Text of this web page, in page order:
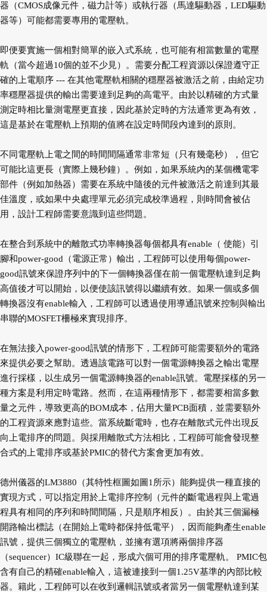
器（CMOS成像元件，磁力計等）或執行器（馬達驅動器，LED驅動
器等）可能都需要專用的電壓軌。
即便要實施一個相對簡單的嵌入式系統，也可能有相當數量的電壓
軌（當今超過10個的並不少見）。需要分配工程資源以保證遵守正
確的上電順序 --- 在其他電壓軌相關的穩壓器被激活之前，由給定功
率穩壓器提供的輸出需要達到足夠的高電平。由於以精確的方式量
測定時相比量測電壓更直接，因此基於定時的方法通常更為有效，
這是基於在電壓軌上預期的值將在設定時間段內達到的原則。
不同電壓軌上電之間的時間間隔通常非常短（只有幾毫秒），但它
可能比這更長（實際上幾秒鐘）。例如，如果系統內的某個機電零
部件（例如加熱器）需要在系統中隨後的元件被激活之前達到其最
佳溫度，或如果中央處理單元必須完成校準過程，則時間會被佔
用，設計工程師需要意識到這些問題。
在整合到系統中的離散式功率轉換器每個都具有enable（ 使能）引
腳和power-good（電源正常）輸出，工程師可以使用每個power-
good訊號來保證序列中的下一個轉換器僅在前一個電壓軌達到足夠
高值後才可以開始，以便使該訊號得以繼續有效。如果一個或多個
轉換器沒有enable輸入，工程師可以透過使用導通訊號來控制與輸出
串聯的MOSFET柵極來實現排序。
在無法接入power-good訊號的情形下，工程師可能需要額外的電路
來提供必要之幫助。透過該電路可以對一個電源轉換器之輸出電壓
進行採樣，以生成另一個電源轉換器的enable訊號。電壓採樣的另一
種方案是利用定時電路。然而，在這兩種情形下，都需要相當多數
量之元件，導致更高的BOM成本，佔用大量PCB面積，並需要額外
的工程資源來應對這些。當系統斷電時，也存在離散式元件出現反
向上電排序的問題。與採用離散式方法相比，工程師可能會發現整
合式的上電排序或基於PMIC的替代方案會更加有效。
德州儀器的LM3880（其特性框圖如圖1所示）能夠提供一種直接的
實現方式，可以指定用於上電排序控制（元件的斷電過程與上電過
程具有相同的序列和時間間隔，只是順序相反）。由於其三個漏極
開路輸出標誌（在開始上電時都保持低電平），因而能夠產生enable
訊號，提供三個獨立的電壓軌，並擁有選項將兩個排序器
（sequencer）IC級聯在一起，形成六個可用的排序電壓軌。 PMIC包
含有自己的精確enable輸入，這被連接到一個1.25V基準的內部比較
器。籍此，工程師可以在收到邏輯訊號或者當另一個電壓軌達到某